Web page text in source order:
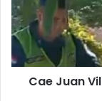
Cae Juan